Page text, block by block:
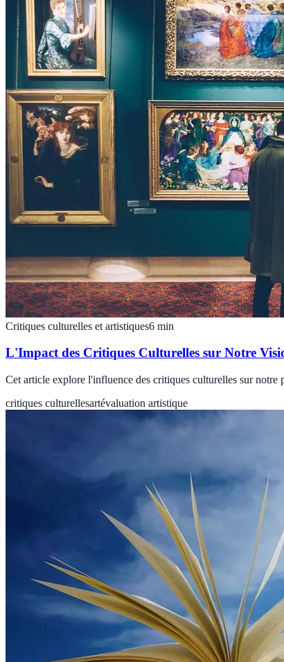
Critiques culturelles et artistiques6 min
L'Impact des Critiques Culturelles sur Notre
Cet article explore l'influence des critiques culturelles sur
critiques culturellesartévaluation artistique